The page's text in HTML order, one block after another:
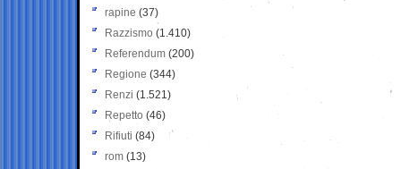
rapine (37)
Razzismo (1.410)
Referendum (200)
Regione (344)
Renzi (1.521)
Repetto (46)
Rifiuti (84)
rom (13)